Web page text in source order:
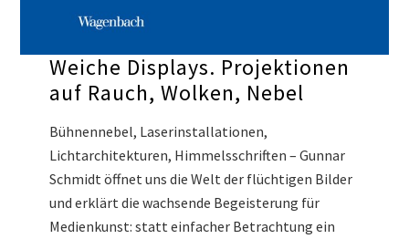
Weiche Displays. Projektionen
auf Rauch, Wolken, Nebel
Bühnennebel, Laserinstallationen,
Lichtarchitekturen, Himmelsschriften – Gunnar
Schmidt öffnet uns die Welt der flüchtigen Bilder
und erklärt die wachsende Begeisterung für
Medienkunst: statt einfacher Betrachtung ein